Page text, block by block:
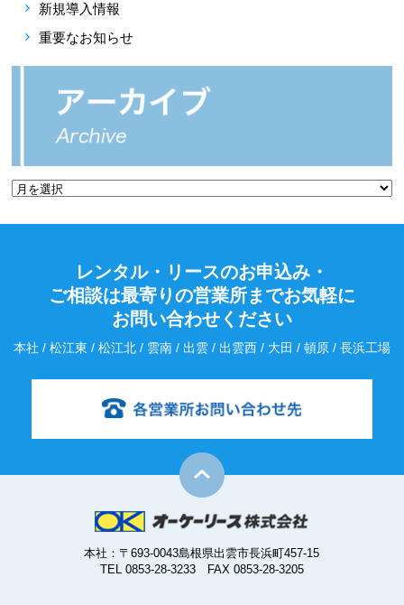
新規導入情報
重要なお知らせ
レンタル・リースのお申込み・
ご相談は最寄りの営業所までお気軽に
お問い合わせください
本社 / 松江東 / 松江北 / 雲南 / 出雲 / 出雲西 / 大田 / 頓原 / 長浜工場
本社：〒693-0043島根県出雲市長浜町457-15
TEL 0853-28-3233 FAX 0853-28-3205